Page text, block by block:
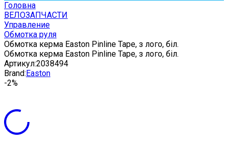
Головна
ВЕЛОЗАПЧАСТИ
Управление
Обмотка руля
Обмотка керма Easton Pinline Tape, з лого, біл.
Обмотка керма Easton Pinline Tape, з лого, біл.
Артикул:2038494
Brand:Easton
-2%